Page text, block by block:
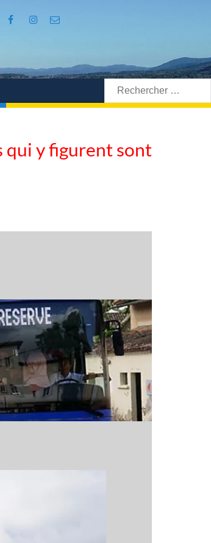
Rechercher:
qui y figurent sont